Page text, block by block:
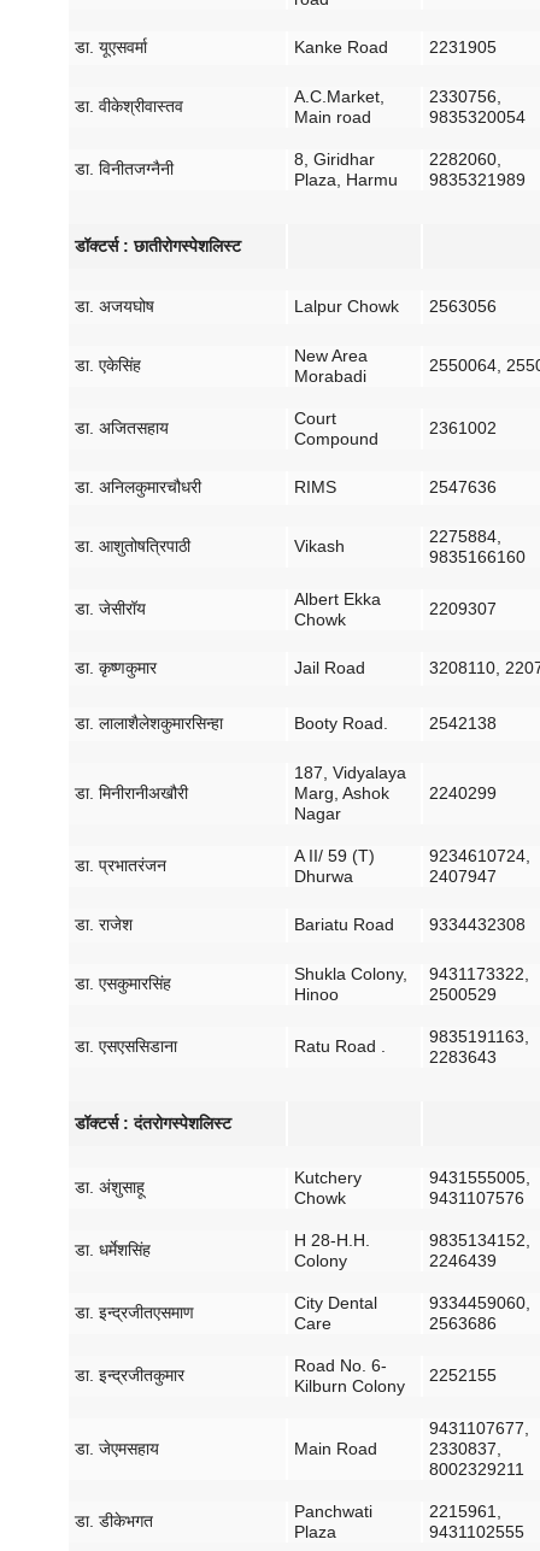
डा. यूएसवर्मा Kanke Road 2231905
डा. वीकेश्रीवास्तव
A.C.Market,
Main road
2330756,
9835320054
डा. विनीतजग्नैनी
8, Giridhar
Plaza, Harmu
2282060,
9835321989
डॉक्टर्स:छातीरोगस्पेशलिस्ट
डा. अजयघोष Lalpur Chowk 2563056
डा. एकेसिंह
New Area
Morabadi
2550064,
डा. अजितसहाय
Court
Compound
2361002
डा. अनिलकुमारचौधरी RIMS 2547636
डा. आशुतोषत्रिपाठी Vikash
2275884,
9835166160
डा. जेसीरॉय
Albert Ekka
Chowk
2209307
डा. कृष्णकुमार Jail Road 3208110,
डा. लालाशैलेशकुमारसिन्हा Booty Road. 2542138
डा. मिनीरानीअखौरी
187, Vidyalaya
Marg, Ashok
Nagar
2240299
डा. प्रभातरंजन
A II/ 59 (T)
Dhurwa
9234610724,
2407947
डा. राजेश Bariatu Road 9334432308
डा. एसकुमारसिंह
Shukla Colony,
Hinoo
9431173322,
2500529
डा. एसएससिडाना Ratu Road .
9835191163,
2283643
डॉक्टर्स:दंतरोगस्पेशलिस्ट
डा. अंशुसाहू
Kutchery
Chowk
9431555005,
9431107576
डा. धर्मेशसिंह
H 28-H.H.
Colony
9835134152,
2246439
डा. इन्द्रजीतएसमाण
City Dental
Care
9334459060,
2563686
डा. इन्द्रजीतकुमार
Road No. 6-
Kilburn Colony
2252155
डा. जेएमसहाय Main Road
9431107677,
2330837,
8002329211
डा. डीकेभगत
Panchwati
Plaza
2215961,
9431102555